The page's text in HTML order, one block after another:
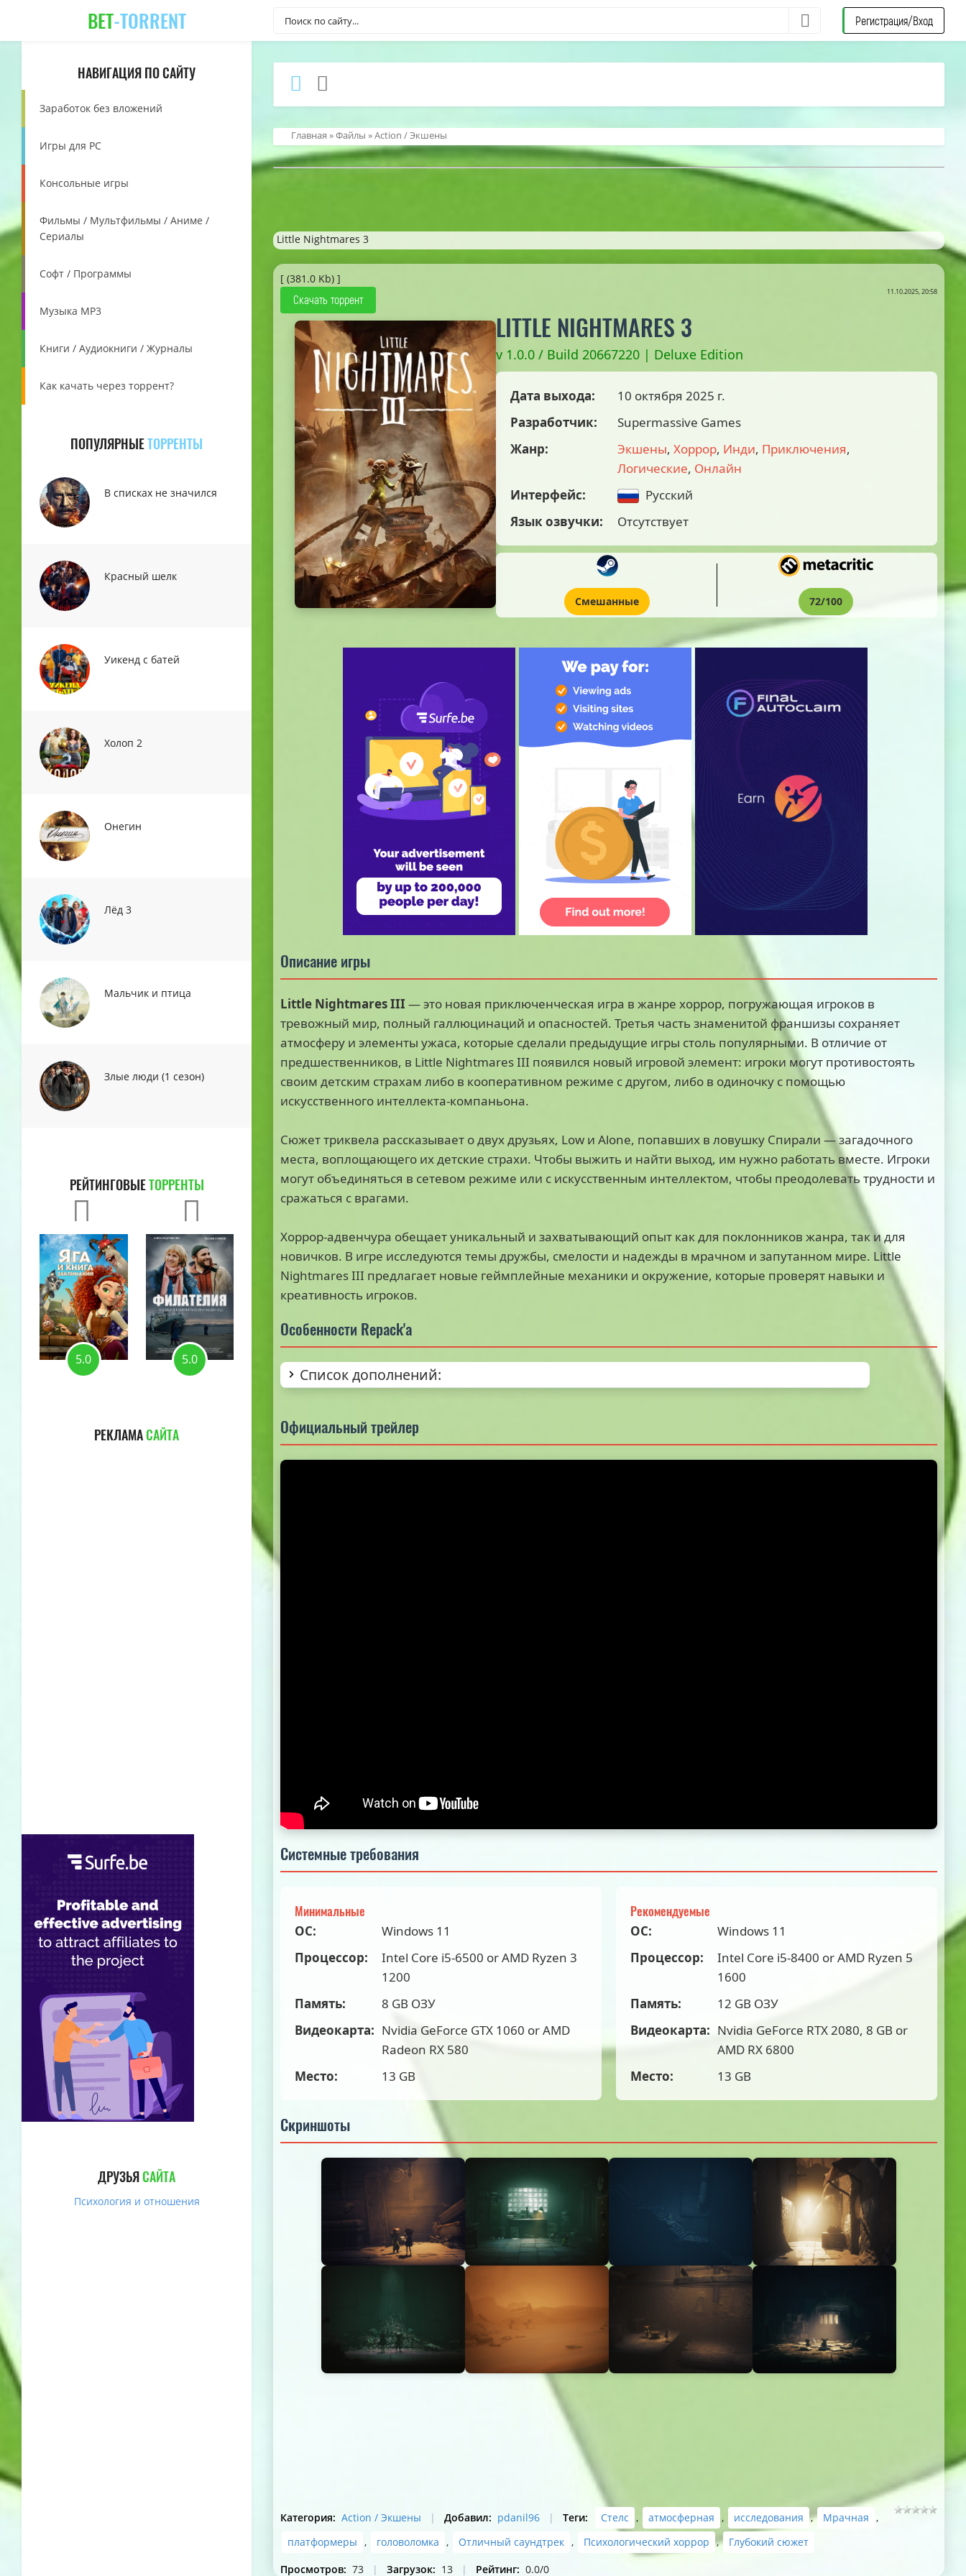
BET-TORRENT Регистрация/Вход
НАВИГАЦИЯ ПО САЙТУ
Заработок без вложений
Игры для PC
Консольные игры
Фильмы / Мультфильмы / Аниме /
Сериалы
Софт / Программы
Музыка MP3
Книги / Аудиокниги / Журналы
Как качать через торрент?
ПОПУЛЯРНЫЕТОРРЕНТЫ
В списках не значился
Красный шелк
Уикенд с батей
Холоп 2
Онегин
Лёд 3
Мальчик и птица
Злые люди (1 сезон)
РЕЙТИНГОВЫЕТОРРЕНТЫ
5.0 5.0 5.0 5.0 5.0 5.0 5.0 5.0 5.0
РЕКЛАМАСАЙТА
ДРУЗЬЯСАЙТА
Психология и отношения
Главная »Файлы »Action / Экшены
Little Nightmares 3
[ (381.0 Kb) ]
Скачать торрент
11.10.2025, 20:58
LITTLE NIGHTMARES 3
v 1.0.0 / Build 20667220 | Deluxe Edition
Дата выхода:
10 октября 2025 г.
Разработчик:
Supermassive Games
Жанр:
Экшены, Хоррор, Инди, Приключения,
Логические, Онлайн
Интерфейс:
Русский
Язык озвучки:
Отсутствует
Смешанные 72/100
Описание игры
Little Nightmares III — это новая приключенческая игра в жанре хоррор, погружающая игроков в
тревожный мир, полный галлюцинаций и опасностей. Третья часть знаменитой франшизы сохраняет
атмосферу и элементы ужаса, которые сделали предыдущие игры столь популярными. В отличие от
предшественников, в Little Nightmares III появился новый игровой элемент: игроки могут противостоять
своим детским страхам либо в кооперативном режиме с другом, либо в одиночку с помощью
искусственного интеллекта-компаньона.
Сюжет триквела рассказывает о двух друзьях, Low и Alone, попавших в ловушку Спирали — загадочного
места, воплощающего их детские страхи. Чтобы выжить и найти выход, им нужно работать вместе. Игроки
могут объединяться в сетевом режиме или с искусственным интеллектом, чтобы преодолевать трудности и
сражаться с врагами.
Хоррор-адвенчура обещает уникальный и захватывающий опыт как для поклонников жанра, так и для
новичков. В игре исследуются темы дружбы, смелости и надежды в мрачном и запутанном мире. Little
Nightmares III предлагает новые геймплейные механики и окружение, которые проверят навыки и
креативность игроков.
Особенности Repack'а
Список дополнений:
Официальный трейлер
Системные требования
Минимальные
ОС:
Windows 11
Процессор:
Intel Core i5-6500 or AMD Ryzen 3
1200
Память:
8 GB ОЗУ
Видеокарта: Nvidia GeForce GTX 1060 or AMD
Radeon RX 580
Место:
13 GB
Рекомендуемые
ОС:
Windows 11
Процессор:
Intel Core i5-8400 or AMD Ryzen 5
1600
Память:
12 GB ОЗУ
Видеокарта: Nvidia GeForce RTX 2080, 8 GB or
AMD RX 6800
Место:
13 GB
Скриншоты
Категория: Action / Экшены | Добавил: pdanil96 | Теги: Стелс , атмосферная , исследования , Мрачная ,
платформеры , головоломка , Отличный саундтрек , Психологический хоррор , Глубокий сюжет
Просмотров: 73 | Загрузок: 13 | Рейтинг: 0.0/0